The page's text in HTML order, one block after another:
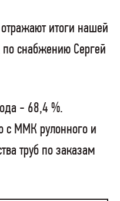
итоги нашей
по снабжению Сергей
- 68,4 %.
с ММК рулонного и
труб по заказам